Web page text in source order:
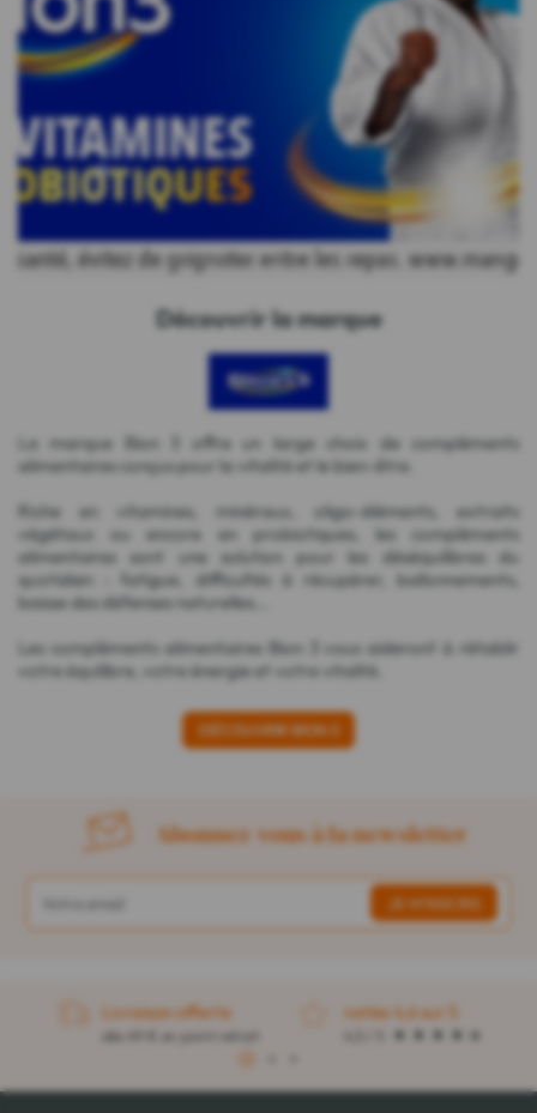
Découvrir la marque
La marque Bion 3 offre un large choix de compléments
alimentaires conçus pour la vitalité et le bien-être.
Riche en vitamines, minéraux, oligo-éléments, extraits
végétaux ou encore en probiotiques, les compléments
alimentaires sont une solution pour les déséquilibres du
quotidien : fatigue, difficultés à récupérer, ballonnements,
baisse des défenses naturelles...
Les compléments alimentaires Bion 3 vous aideront à rétablir
votre équilibre, votre énergie et votre vitalité.
DÉCOUVRIR BION 3
Abonnez-vous à la newsletter
Livraison offerte
dès 49 € en point retrait
notée 4,6 sur 5